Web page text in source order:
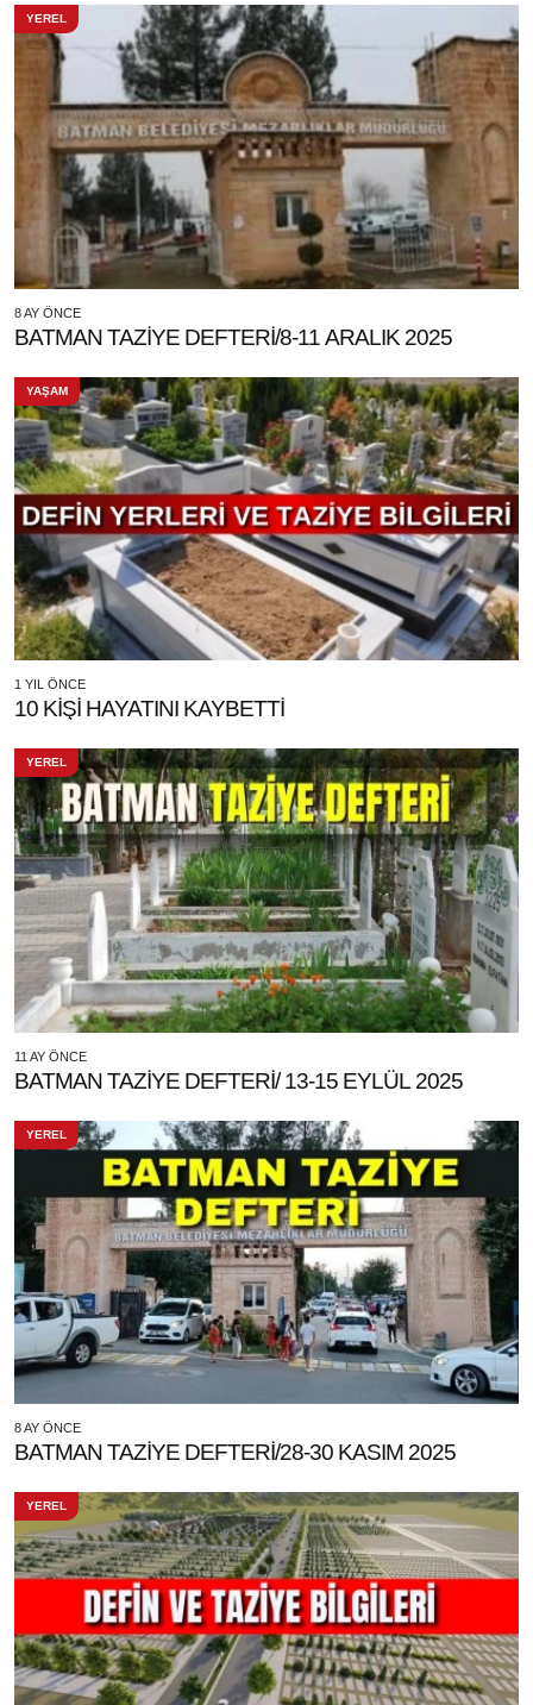
YEREL
8 AY ÖNCE
BATMAN TAZİYE DEFTERİ/8-11 ARALIK 2025
YAŞAM
1 YIL ÖNCE
10 KİŞİ HAYATINI KAYBETTİ
YEREL
11 AY ÖNCE
BATMAN TAZİYE DEFTERİ/ 13-15 EYLÜL 2025
YEREL
8 AY ÖNCE
BATMAN TAZİYE DEFTERİ/28-30 KASIM 2025
YEREL